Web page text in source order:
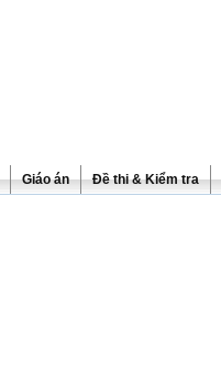
Giáo án Đề thi & Kiểm tra